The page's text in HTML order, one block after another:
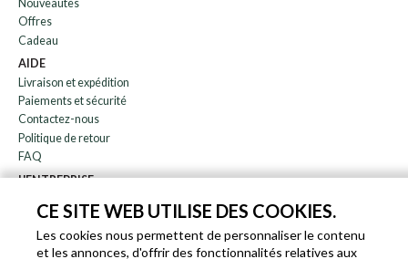
CE SITE WEB UTILISE DES COOKIES.
Les cookies nous permettent de personnaliser le contenu
et les annonces, d'offrir des fonctionnalités relatives aux
Nouveautès
Offres
Cadeau
AIDE
Livraison et expédition
Paiements et sécurité
Contactez-nous
Politique de retour
FAQ
L'ENTREPRISE
À propos de nous
Blog
Affiliation